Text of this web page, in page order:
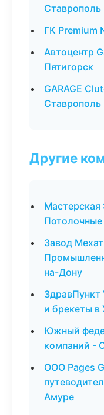
Ставрополь
ГК Premium
Автоцентр
Пятигорск
GARAGE
Ставрополь
Другие
Завод
на-Дону
ЗдравПункт
и брекеты в
Южный
компаний -
ООО Pages
Амуре